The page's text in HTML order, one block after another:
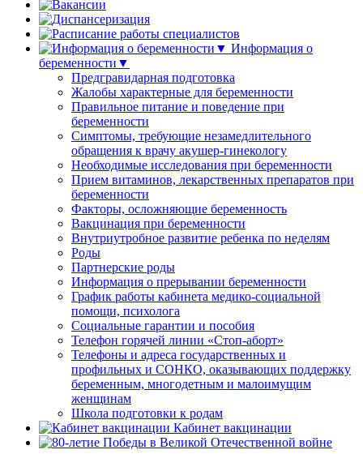
Информация о
беременности▼
Предгравидарная подготовка
Жалобы характерные для беременности
Правильное питание и поведение при
беременности
Симптомы, требующие незамедлительного
обращения к врачу акушер-гинекологу
Необходимые исследования при беременности
Прием витаминов, лекарственных препаратов при
беременности
Факторы, осложняющие беременность
Вакцинация при беременности
Внутриутробное развитие ребенка по неделям
Роды
Партнерские роды
Информация о прерывании беременности
График работы кабинета медико-социальной
помощи, психолога
Социальные гарантии и пособия
Телефон горячей линии «Стоп-аборт»
Телефоны и адреса государственных и
профильных и СОНКО, оказывающих поддержку
беременным, многодетным и малоимущим
женщинам
Школа подготовки к родам
Кабинет вакцинации